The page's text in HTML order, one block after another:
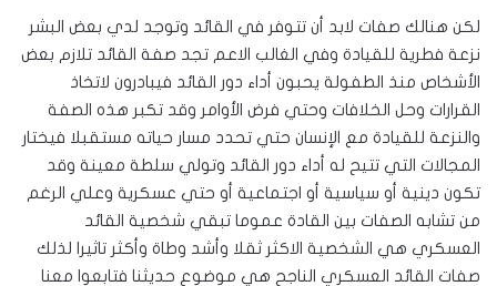
لكن هنالك صفات لابد أن تتوفر في القائد وتوجد لدي بعض البشر
نزعة فطرية للقيادة وفي الغالب الاعم تجد صفة القائد تلازم بعض
الأشخاص منذ الطفولة يحبون أداء دور القائد فيبادرون لاتخاذ
القرارات وحل الخلافات وحتي فرض الأوامر وقد تكبر هذه الصفة
والنزعة للقيادة مع الإنسان حتي تحدد مسار حياته مستقبلا فيختار
المجالات التي تتيح له أداء دور القائد وتولي سلطة معينة وقد
تكون دينية أو سياسية أو اجتماعية أو حتي عسكرية وعلي الرغم
من تشابه الصفات بين القادة عموما تبقي شخصية القائد
العسكري هي الشخصية الاكثر ثقلا وأشد وطاة وأكثر تاثيرا لذلك
صفات القائد العسكري الناجح هي موضوع حديثنا فتابعوا معنا